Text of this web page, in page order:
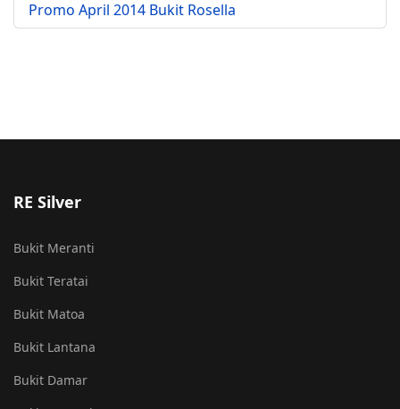
Promo April 2014 Bukit Rosella
RE Silver
Bukit Meranti
Bukit Teratai
Bukit Matoa
Bukit Lantana
Bukit Damar